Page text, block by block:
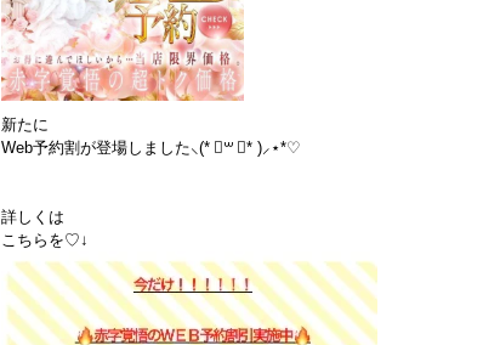
新たに
Web予約割が登場しました⸜(* ॑꒳ ॑* )⸝⋆*♡
詳しくは
こちらを♡↓